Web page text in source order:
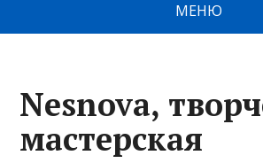
МЕНЮ
Nesnova,
мастерская